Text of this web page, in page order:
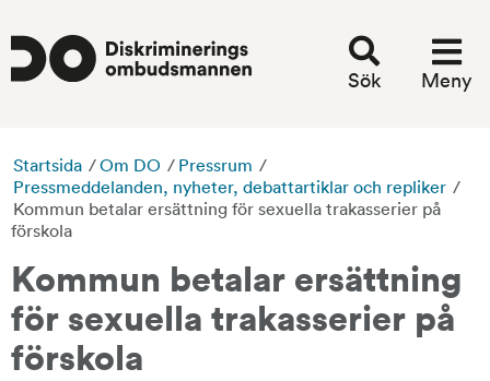
Sök Meny
Startsida /Om DO / Pressrum /
Pressmeddelanden, nyheter, debattartiklar och repliker /
Kommun betalar ersättning för sexuella trakasserier på
förskola
Kommun betalar ersättning
för sexuella trakasserier på
förskola